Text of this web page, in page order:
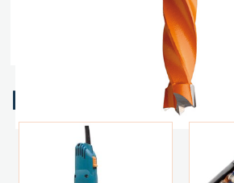
Relaterte produkter